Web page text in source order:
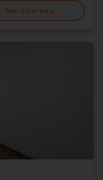
Me interesa